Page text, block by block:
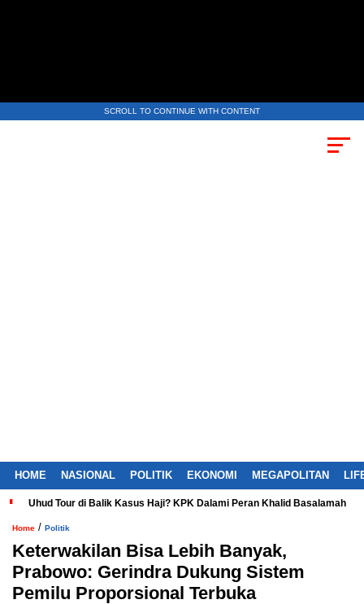
SCROLL TO CONTINUE WITH CONTENT
HOME NASIONAL POLITIK EKONOMI MEGAPOLITAN
Uhud Tour di Balik Kasus Haji? KPK Dalami Peran Khalid Basalamah
Home / Politik
Keterwakilan Bisa Lebih Banyak,
Prabowo: Gerindra Dukung Sistem
Pemilu Proporsional Terbuka